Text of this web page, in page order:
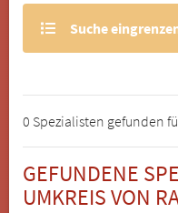
Suche
0 Spezialisten gefunden
GEFUNDENE
UMKREIS VON